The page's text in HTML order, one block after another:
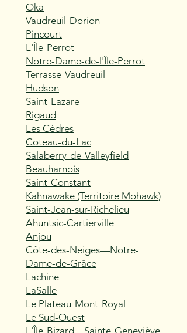
Oka
Vaudreuil-Dorion
Pincourt
L'Île-Perrot
Notre-Dame-de-l'Île-Perrot
Terrasse-Vaudreuil
Hudson
Saint-Lazare
Rigaud
Les Cèdres
Coteau-du-Lac
Salaberry-de-Valleyfield
Beauharnois
Saint-Constant
Kahnawake (Territoire Mohawk)
Saint-Jean-sur-Richelieu
Ahuntsic-Cartierville
Anjou
Côte-des-Neiges—Notre-
Dame-de-Grâce
Lachine
LaSalle
Le Plateau-Mont-Royal
Le Sud-Ouest
L'Île-Bizard—Sainte-Geneviève